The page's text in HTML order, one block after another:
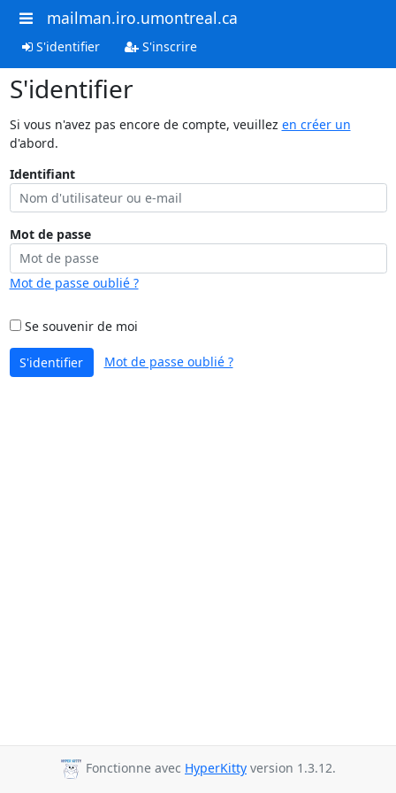
mailman.iro.umontreal.ca
S'identifier S'inscrire
S'identifier
Si vous n'avez pas encore de compte, veuillez en créer un
d'abord.
Identifiant
Mot de passe
Mot de passe oublié ?
Se souvenir de moi
S'identifier Mot de passe oublié ?
Fonctionne avec HyperKitty version 1.3.12.